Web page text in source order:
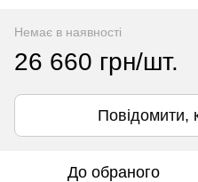
Немає в наявності
26 660 грн/шт.
Повідомити,
До обраного